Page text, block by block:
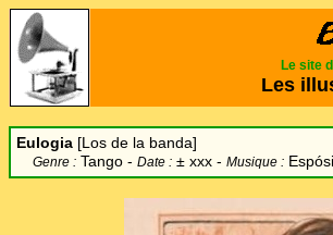
Le site
Les
Eulogia [Los de la banda]
Genre : Tango - Date : ± xxx - Musique :